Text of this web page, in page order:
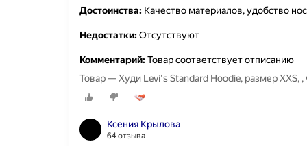
Достоинства: Качество материалов, удобство
Недостатки:Отсутствуют
Комментарий:Товар соответствует отписанию
Товар — Худи Levi's Standard Hoodie, размер XXS,
Ксения Крылова
64 отзыва